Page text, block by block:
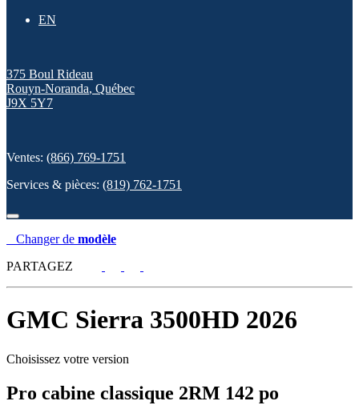
EN
375 Boul Rideau
Rouyn-Noranda, Québec
J9X 5Y7
Ventes: (866) 769-1751
Services & pièces: (819) 762-1751
Changer de modèle
PARTAGEZ
GMC Sierra 3500HD 2026
Choisissez votre version
Pro cabine classique 2RM 142 po